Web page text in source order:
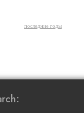
последние годы